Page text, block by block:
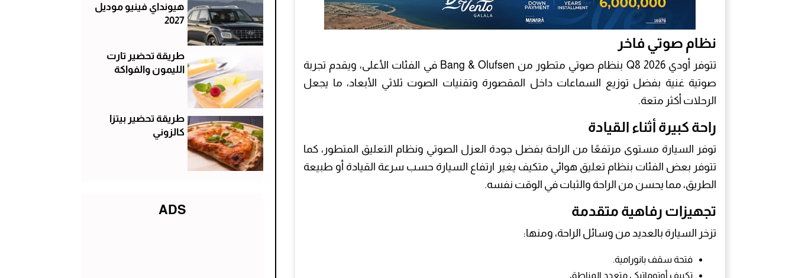
نظام صوتي فاخر
تتوفر أودي Q8 2026 بنظام صوتي متطور من Bang & Olufsen في الفئات الأعلى، ويقدم تجربة
صوتية غنية بفضل توزيع السماعات داخل المقصورة وتقنيات الصوت ثلاثي الأبعاد، ما يجعل
الرحلات أكثر متعة.
راحة كبيرة أثناء القيادة
توفر السيارة مستوى مرتفعًا من الراحة بفضل جودة العزل الصوتي ونظام التعليق المتطور، كما
تتوفر بعض الفئات بنظام تعليق هوائي متكيف يغير ارتفاع السيارة حسب سرعة القيادة أو طبيعة
الطريق، مما يحسن من الراحة والثبات في الوقت نفسه.
تجهيزات رفاهية متقدمة
تزخر السيارة بالعديد من وسائل الراحة، ومنها:
فتحة سقف بانورامية.
تكييف أوتوماتيكي متعدد المناطق.
هيونداي فينيو موديل
2027
طريقة تحضير تارت
الليمون والفواكة
طريقة تحضير بيتزا
كالزوني
ADS